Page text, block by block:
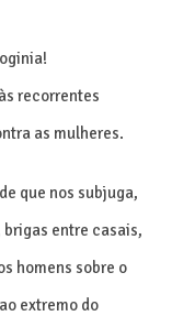
recorrentes
as mulheres.
que nos subjuga,
entre casais,
homens sobre o
extremo do